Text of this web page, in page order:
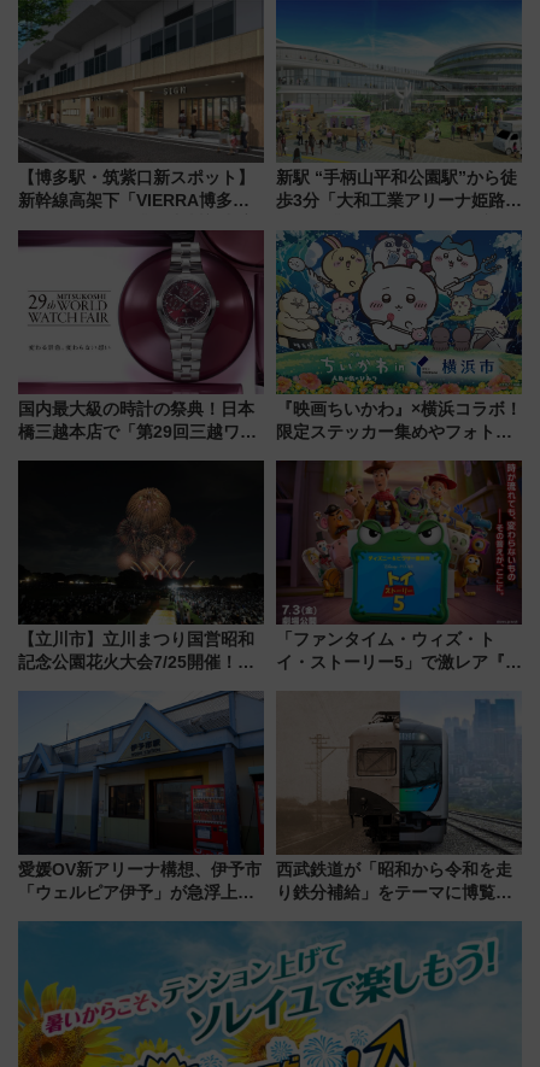
【博多駅・筑紫口新スポット】
新幹線高架下「VIERRA博多テ
など注目の全6店舗 「博多活憩
新駅 “手柄山平和公園駅”から徒
歩3分「大和工業アリーナ姫路」
大相撲巡業など 豪華イベントと
アクセス
国内最大級の時計の祭典！日本
橋三越本店で「第29回三越ワー
『映画ちいかわ』×横浜コラボ！
限定ステッカー集めやフォトス
いを満喫しよう（花火鑑賞会応
募は7/12まで！）
【立川市】立川まつり国営昭和
記念公園花火大会7/25開催！
混雑に要注意、その理由は
「ファンタイム・ウィズ・ト
イ・ストーリー5」で激レア『ロ
デコレーションも徹底解説
愛媛OV新アリーナ構想、伊予市
「ウェルピア伊予」が急浮上！
西武鉄道が「昭和から令和を走
り鉄分補給」をテーマに博覧会
14日から 新車両「トキイロ」体
験ブースも アクセスや申込方法
を解説